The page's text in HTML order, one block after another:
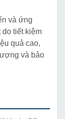
và ứng
do tiết kiệm
quả cao,
và bảo